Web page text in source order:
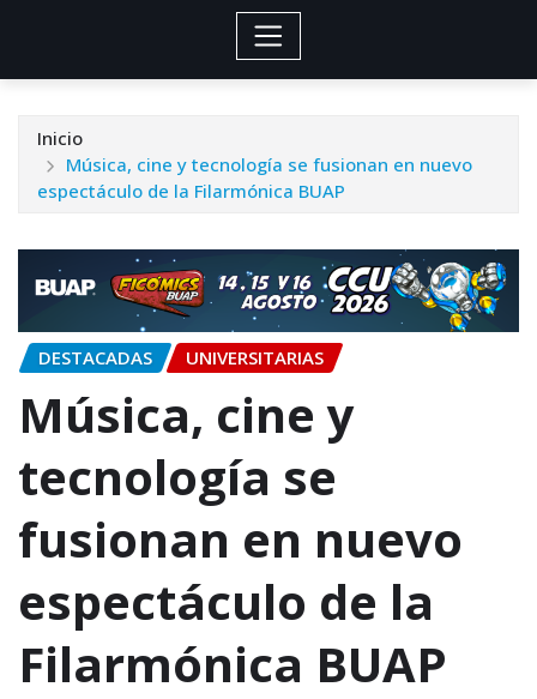
Inicio
Música, cine y tecnología se fusionan en nuevo
espectáculo de la Filarmónica BUAP
DESTACADAS UNIVERSITARIAS
Música, cine y
tecnología se
fusionan en nuevo
espectáculo de la
Filarmónica BUAP